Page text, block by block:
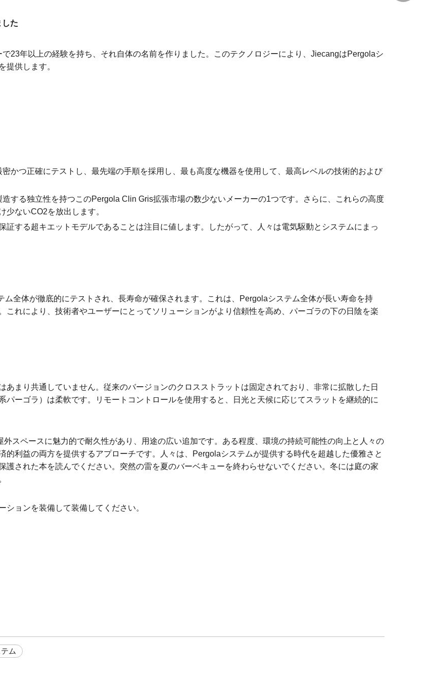
た
23年以上の経験を持ち、それ自体の名前を作りました。このテクノロジーにより、JiecangはPergolaシ
提供します。
かつ正確にテストし、最先端の手順を採用し、最も高度な機器を使用して、最高レベルの技術的および
する独立性を持つこのPergola Clin Gris拡張市場の数少ないメーカーの1つです。さらに、これらの高度
少ないCO2を放出します。
する超キエットモデルであることは注目に値します。したがって、人々は電気駆動とシステムにまっ
ム全体が徹底的にテストされ、長寿命が確保されます。これは、Pergolaシステム全体が長い寿命を持
これにより、技術者やユーザーにとってソリューションがより信頼性を高め、パーゴラの下の日陰を楽
まり共通していません。従来のバージョンのクロスストラットは固定されており、非常に拡散した日
ーゴラ）は柔軟です。リモートコントロールを使用すると、日光と天候に応じてスラットを継続的に
スペースに魅力的で耐久性があり、用途の広い追加です。ある程度、環境の持続可能性の向上と人々の
利益の両方を提供するアプローチです。人々は、Pergolaシステムが提供する時代を超越した優雅さと
された本を読んでください。突然の雷を夏のバーベキューを終わらせないでください。冬には庭の家
ョンを装備して装備してください。
ム